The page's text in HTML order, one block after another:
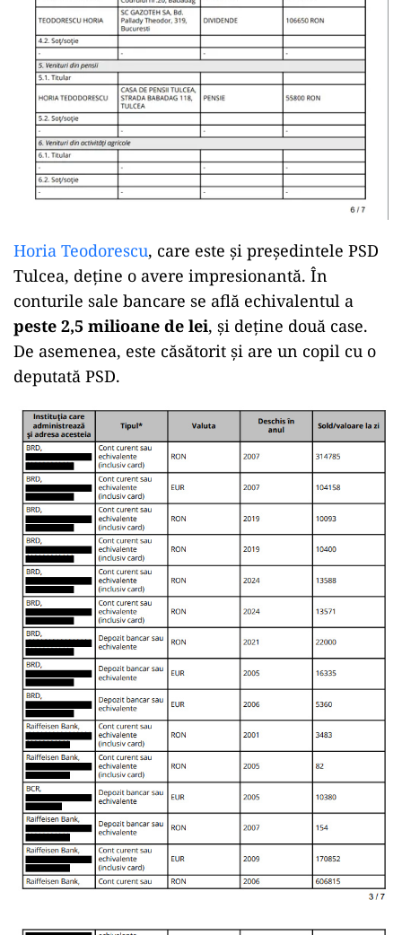
Horia Teodorescu, care este și președintele PSD
Tulcea, deține o avere impresionantă. În
conturile sale bancare se află echivalentul a
peste 2,5 milioane de lei, și deține două case.
De asemenea, este căsătorit și are un copil cu o
deputată PSD.